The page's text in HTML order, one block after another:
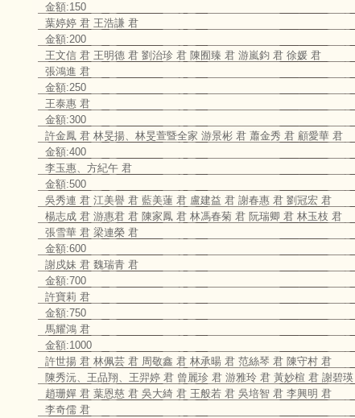
金額:150
葉婷婷 君 王浩謙 君
金額:200
王文信 君 王明德 君 劉治珍 君 陳囿臻 君 游嵐鈞 君 徐媛 君
張鴻進 君
金額:250
王泰惠 君
金額:300
許金鳳 君 林旻揚、林旻萱暨全家 游景彬 君 蕭金秀 君 顧愛華 君
金額:400
李玉惠、方紀午 君
金額:500
吳秀連 君 江美譽 君 藍美蓮 君 盧建益 君 謝春惠 君 劉冠宏 君
楊志成 君 游惠君 君 陳家鳳 君 林馮春菊 君 阮瑞卿 君 林玉枝 君
張雪華 君 梁連榮 君
金額:600
謝戍妹 君 魏瑞青 君
金額:700
許寶莉 君
金額:750
馬耀鴻 君
金額:1000
許世揚 君 林佩芸 君 周敬鑫 君 林承暘 君 范絲琴 君 陳守村 君
陳秀沅、王品翔、王羿婷 君 曾麗珍 君 游雅玲 君 黃妙楦 君 謝碧
趙珊嬋 君 葉恩慈 君 吳大綺 君 王般若 君 吳培智 君 李興明 君
李奇儒 君